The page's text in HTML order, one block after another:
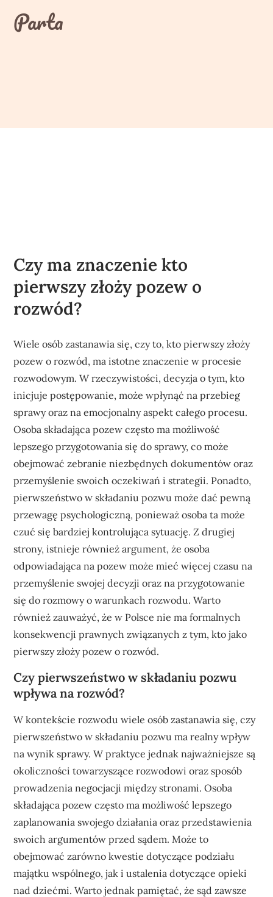
contentParta
Czy ma znaczenie kto
pierwszy złoży pozew o
rozwód?
Wiele osób zastanawia się, czy to, kto pierwszy złoży
pozew o rozwód, ma istotne znaczenie w procesie
rozwodowym. W rzeczywistości, decyzja o tym, kto
inicjuje postępowanie, może wpłynąć na przebieg
sprawy oraz na emocjonalny aspekt całego procesu.
Osoba składająca pozew często ma możliwość
lepszego przygotowania się do sprawy, co może
obejmować zebranie niezbędnych dokumentów oraz
przemyślenie swoich oczekiwań i strategii. Ponadto,
pierwszeństwo w składaniu pozwu może dać pewną
przewagę psychologiczną, ponieważ osoba ta może
czuć się bardziej kontrolująca sytuację. Z drugiej
strony, istnieje również argument, że osoba
odpowiadająca na pozew może mieć więcej czasu na
przemyślenie swojej decyzji oraz na przygotowanie
się do rozmowy o warunkach rozwodu. Warto
również zauważyć, że w Polsce nie ma formalnych
konsekwencji prawnych związanych z tym, kto jako
pierwszy złoży pozew o rozwód.
Czy pierwszeństwo w składaniu pozwu
wpływa na rozwód?
W kontekście rozwodu wiele osób zastanawia się, czy
pierwszeństwo w składaniu pozwu ma realny wpływ
na wynik sprawy. W praktyce jednak najważniejsze są
okoliczności towarzyszące rozwodowi oraz sposób
prowadzenia negocjacji między stronami. Osoba
składająca pozew często ma możliwość lepszego
zaplanowania swojego działania oraz przedstawienia
swoich argumentów przed sądem. Może to
obejmować zarówno kwestie dotyczące podziału
majątku wspólnego, jak i ustalenia dotyczące opieki
nad dziećmi. Warto jednak pamiętać, że sąd zawsze